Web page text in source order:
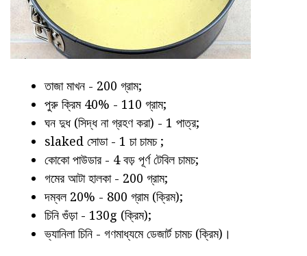
তাজা মাখন - 200 গ্রাম;
পুরু ক্রিম 40% - 110 গ্রাম;
ঘন দুধ (সিদ্ধ না গ্রহণ করা) - 1 পাত্র;
slaked সোডা - 1 চা চামচ ;
কোকো পাউডার - 4 বড় পূর্ণ টেবিল চামচ;
গমের আটা হালকা - 200 গ্রাম;
দম্বল 20% - 800 গ্রাম (ক্রিম);
চিনি গুঁড়া - 130g (ক্রিম);
ভ্যানিলা চিনি - গণমাধ্যমে ডেজার্ট চামচ (ক্রিম)।